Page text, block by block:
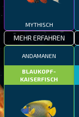
MYTHISCH
MEHR ERFAHREN
ANDAMANEN
BLAUKOPF-
KAISERFISCH